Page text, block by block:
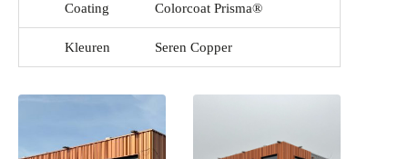
Coating Colorcoat Prisma®
Kleuren Seren Copper